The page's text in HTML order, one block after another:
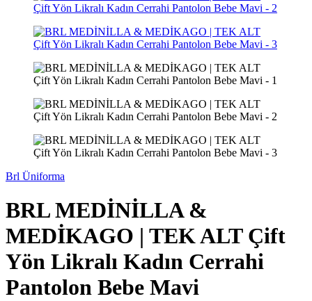
Brl Üniforma
BRL MEDİNİLLA &
MEDİKAGO | TEK ALT Çift
Yön Likralı Kadın Cerrahi
Pantolon Bebe Mavi